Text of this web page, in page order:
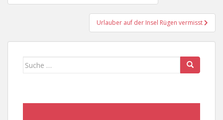
Urlauber auf der Insel Rügen vermisst
Suche